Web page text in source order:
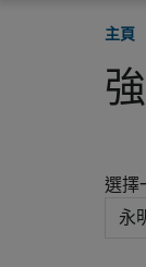
主頁
選擇